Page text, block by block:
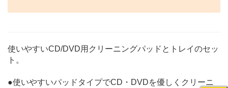
使いやすいCD/DVD用クリーニングパッドとトレイのセッ
ト。
●使いやすいパッドタイプでCD・DVDを優しくクリーニ